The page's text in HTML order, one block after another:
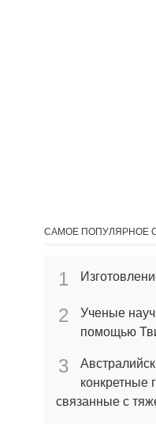
САМОЕ ПОПУЛЯРНОЕ
1
2
Ученые
помощью
3
конкретные
связанные с